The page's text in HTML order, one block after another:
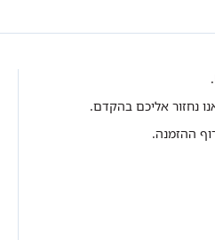
.
נחזור אליכם בהקדם.